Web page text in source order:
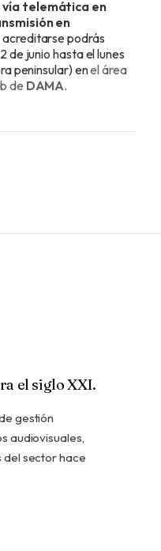
telemática en
en
acreditarse podrás
de junio hasta el lunes
peninsular) enel área
de DAMA.
el siglo XXI.
gestión
audiovisuales,
sector hace